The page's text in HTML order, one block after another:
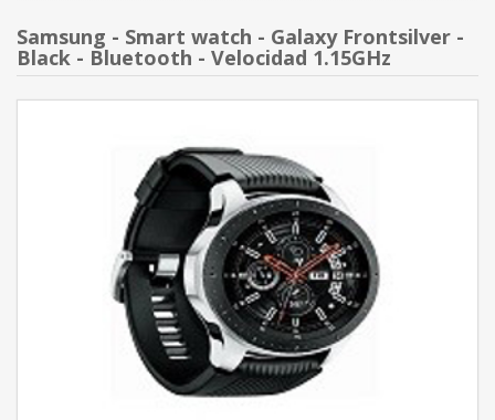
Samsung - Smart watch - Galaxy Frontsilver -
Black - Bluetooth - Velocidad 1.15GHz